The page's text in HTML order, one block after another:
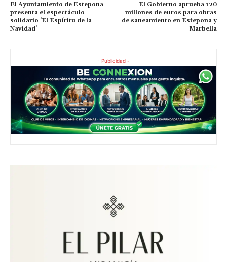
El Ayuntamiento de Estepona
presenta el espectáculo
solidario ‘El Espíritu de la
Navidad’
El Gobierno aprueba 120
millones de euros para obras
de saneamiento en Estepona y
Marbella
- Publicidad -